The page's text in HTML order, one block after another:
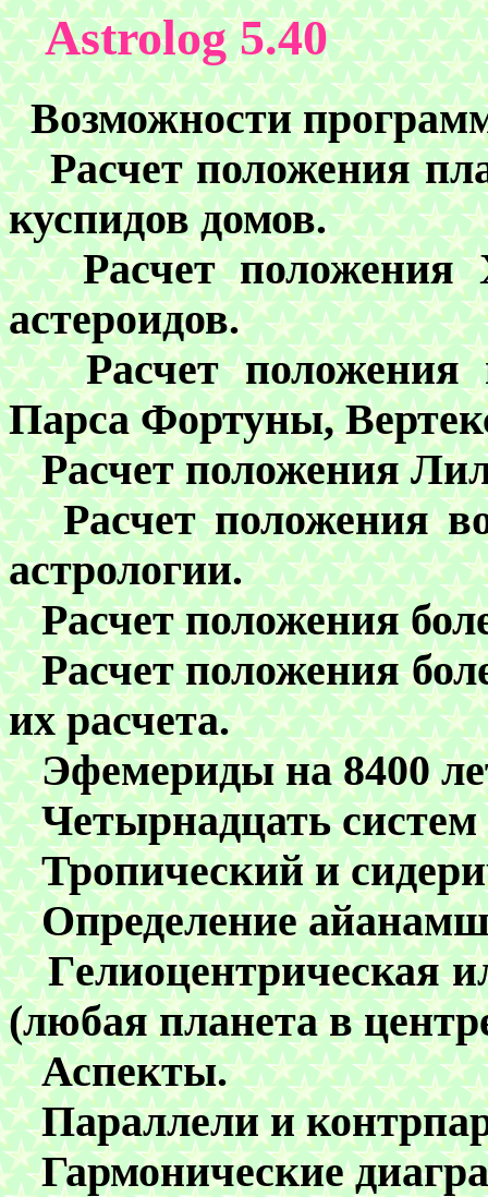
Astrolog 5.40
Возможности
Расчет положения
куспидов домов.
Расчет положения
астероидов.
Расчет положения
Парса Фортуны,
Расчет положения
Расчет положения
астрологии.
Расчет положения
Расчет положения
их расчета.
Эфемериды на 8400
Четырнадцать систем
Тропический и
Определение
Гелиоцентрическая
(любая планета в
Аспекты.
Параллели и
Гармонические